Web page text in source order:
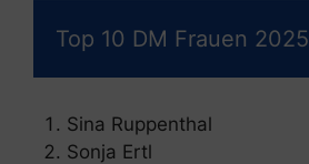
Top 10 DM Frauen 2025
Sina Ruppenthal
Sonja Ertl